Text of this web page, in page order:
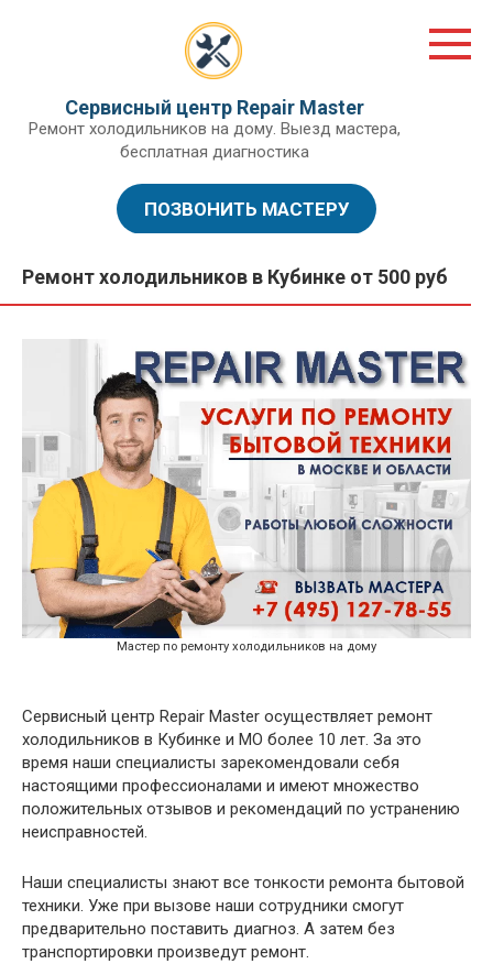
Сервисный центр Repair Master
Ремонт холодильников на дому. Выезд мастера,
бесплатная диагностика
ПОЗВОНИТЬ МАСТЕРУ
Ремонт холодильников в Кубинке от 500 руб
Мастер по ремонту холодильников на дому
Сервисный центр Repair Master осуществляет ремонт
холодильников в Кубинке и МО более 10 лет. За это
время наши специалисты зарекомендовали себя
настоящими профессионалами и имеют множество
положительных отзывов и рекомендаций по устранению
неисправностей.
Наши специалисты знают все тонкости ремонта бытовой
техники. Уже при вызове наши сотрудники смогут
предварительно поставить диагноз. А затем без
транспортировки произведут ремонт.